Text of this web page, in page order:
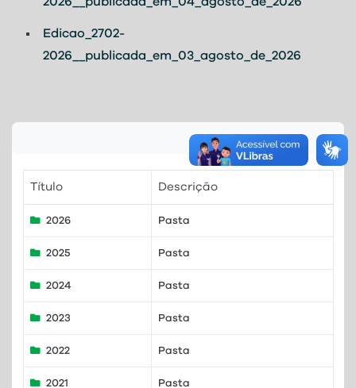
Edicao_2702-
2026__publicada_em_03_agosto_de_2026